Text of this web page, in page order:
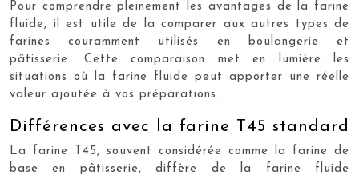
Pour comprendre pleinement les avantages de la farine
fluide, il est utile de la comparer aux autres types de
farines couramment utilisés en boulangerie et
pâtisserie. Cette comparaison met en lumière les
situations où la farine fluide peut apporter une réelle
valeur ajoutée à vos préparations.
Différences avec la farine T45 standard
La farine T45, souvent considérée comme la farine de
base en pâtisserie, diffère de la farine fluide